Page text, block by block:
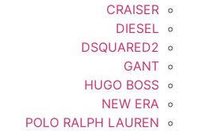
CRAISER
DIESEL
DSQUARED2
GANT
HUGO BOSS
NEW ERA
POLO RALPH LAUREN